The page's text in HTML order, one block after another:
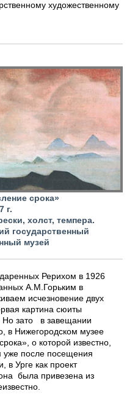
художественному
срока»
г.
холст, темпера.
государственный
музей
Рерихом в 1926
А.М.Горьким в
исчезновение двух
картина сюиты
Но зато в завещании
в Нижегородском музее
о которой известно,
уже после посещения
в Урге как проект
была привезена из